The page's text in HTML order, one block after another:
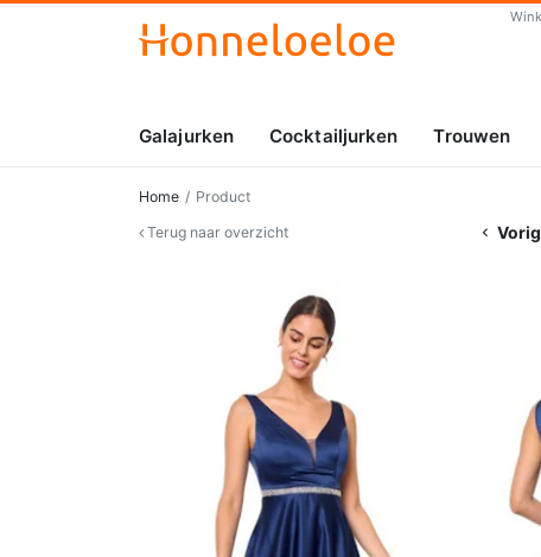
Galajurken Cocktailjurken Trouwen
Home
Product
Terug naar overzicht